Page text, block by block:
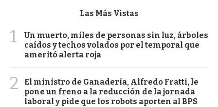
Las Más Vistas
1
Un muerto, miles de personas sin luz, árboles
caídos y techos volados por el temporal que
ameritó alerta roja
2
El ministro de Ganadería, Alfredo Fratti, le
pone un freno a la reducción de la jornada
laboral y pide que los robots aporten al BPS